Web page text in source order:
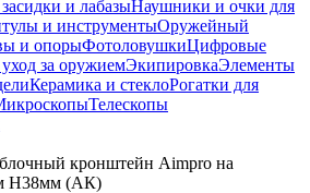
и лабазыНаушники и очки для
и инструментыОружейный
и опорыФотоловушкиЦифровые
за оружиемЭкипировкаЭлементы
Керамика и стеклоРогатки для
Телескопы
кронштейн Aimpro на
H38мм (AК)